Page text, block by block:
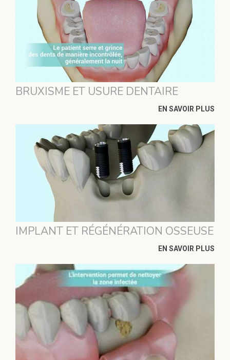
BRUXISME ET USURE DENTAIRE
EN SAVOIR PLUS
IMPLANT ET RÉGÉNÉRATION OSSEUSE
EN SAVOIR PLUS